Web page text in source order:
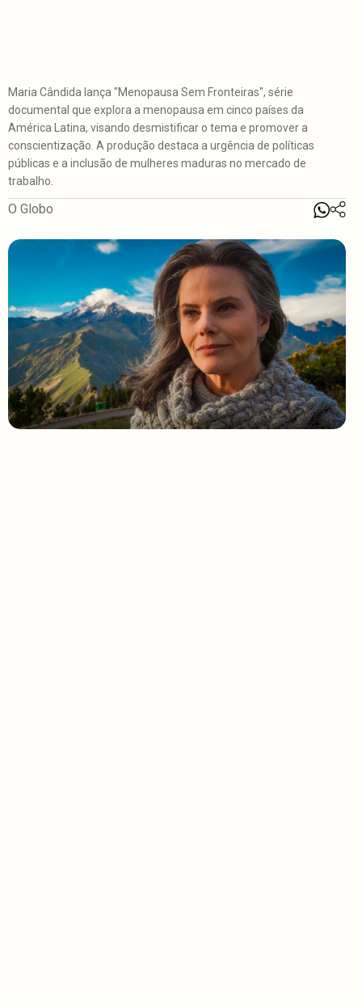
Maria Cândida lança "Menopausa Sem Fronteiras", série
documental que explora a menopausa em cinco países da
América Latina, visando desmistificar o tema e promover a
conscientização. A produção destaca a urgência de políticas
públicas e a inclusão de mulheres maduras no mercado de
trabalho.
O Globo